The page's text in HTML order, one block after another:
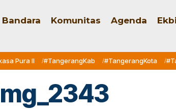
Bandara Komunitas Agenda
Pura II #TangerangKab #TangerangKota